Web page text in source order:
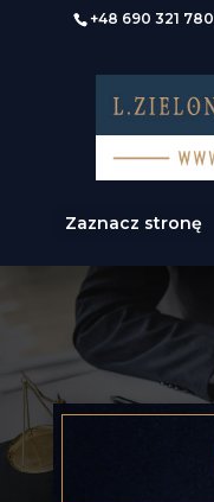
+48 690 321 780
Zaznacz stronę